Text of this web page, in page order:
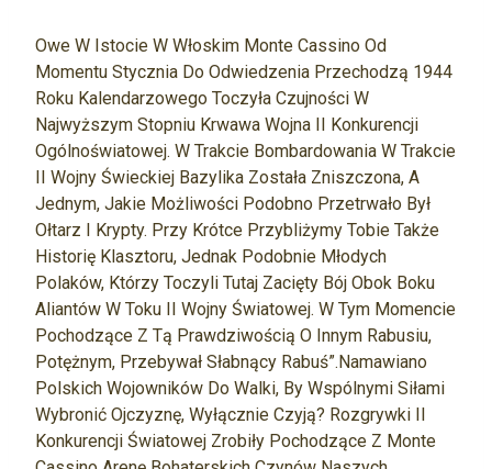
Owe W Istocie W Włoskim Monte Cassino Od
Momentu Stycznia Do Odwiedzenia Przechodzą 1944
Roku Kalendarzowego Toczyła Czujności W
Najwyższym Stopniu Krwawa Wojna II Konkurencji
Ogólnoświatowej. W Trakcie Bombardowania W Trakcie
II Wojny Świeckiej Bazylika Została Zniszczona, A
Jednym, Jakie Możliwości Podobno Przetrwało Był
Ołtarz I Krypty. Przy Krótce Przybliżymy Tobie Także
Historię Klasztoru, Jednak Podobnie Młodych
Polaków, Którzy Toczyli Tutaj Zacięty Bój Obok Boku
Aliantów W Toku II Wojny Światowej. W Tym Momencie
Pochodzące Z Tą Prawdziwością O Innym Rabusiu,
Potężnym, Przebywał Słabnący Rabuś”.Namawiano
Polskich Wojowników Do Walki, By Wspólnymi Siłami
Wybronić Ojczyznę, Wyłącznie Czyją? Rozgrywki II
Konkurencji Światowej Zrobiły Pochodzące Z Monte